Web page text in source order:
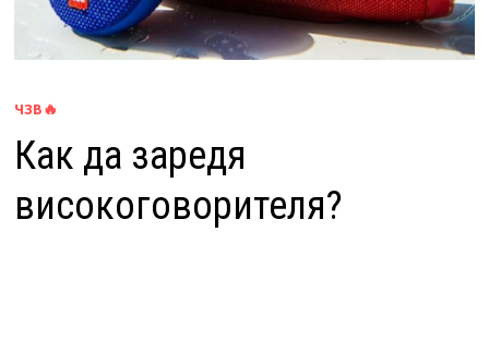
ЧЗВ🔥
Как да заредя
високоговорителя?